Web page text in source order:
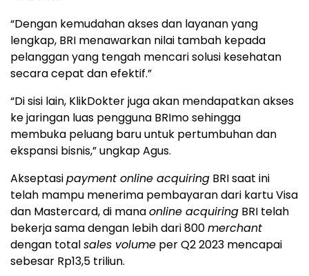
“Dengan kemudahan akses dan layanan yang
lengkap, BRI menawarkan nilai tambah kepada
pelanggan yang tengah mencari solusi kesehatan
secara cepat dan efektif.”
“Di sisi lain, KlikDokter juga akan mendapatkan akses
ke jaringan luas pengguna BRImo sehingga
membuka peluang baru untuk pertumbuhan dan
ekspansi bisnis,” ungkap Agus.
Akseptasipayment online acquiring BRI saat ini
telah mampu menerima pembayaran dari kartu Visa
dan Mastercard, di manaonline acquiring BRI telah
bekerja sama dengan lebih dari 800merchant
dengan totalsales volume per Q2 2023 mencapai
sebesar Rp13,5 triliun.